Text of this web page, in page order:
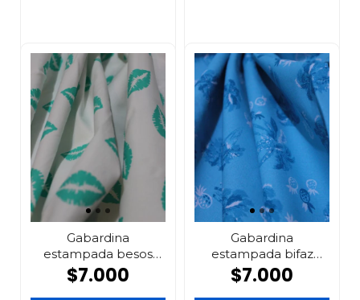
Gabardina
estampada besos
verdes
$7.000
Gabardina
estampada bifaz
azul
$7.000